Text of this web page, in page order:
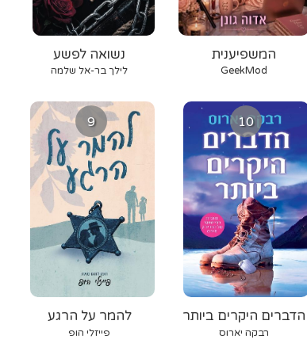
נשואה לפשע
לילך בר-אל שלמה
המשפיענית
GeekMod
9
להמר על הרגע
פייזלי הופ
10
הדברים היקרים ביותר
רבקה יארוס